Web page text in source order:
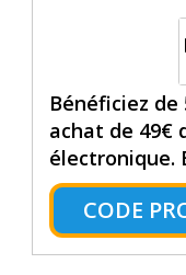
Bénéficiez
achat de 49€
électronique.
CODE